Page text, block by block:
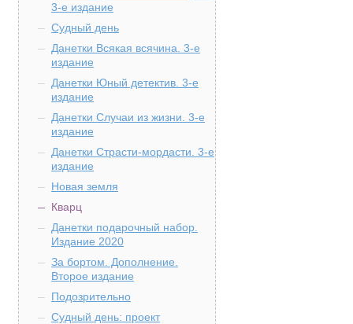
3-е издание
Судный день
Данетки Всякая всячина. 3-е
издание
Данетки Юный детектив. 3-е
издание
Данетки Случаи из жизни. 3-е
издание
Данетки Страсти-мордасти. 3-е
издание
Новая земля
Кварц
Данетки подарочный набор.
Издание 2020
За бортом. Дополнение.
Второе издание
Подозрительно
Судный день: проект